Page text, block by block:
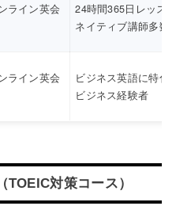
ライン英会
24時間365日レッス
ネイティブ講師多数
ライン英会
ビジネス英語に特化
ビジネス経験者
対策コース）